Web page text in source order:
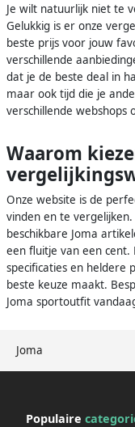
Joma
Je wilt natuurlijk niet te
Gelukkig is er onze
beste prijs voor jouw
verschillende
dat je de beste deal in
maar ook tijd die je
verschillende webshops
Waarom
Onze website is de
vinden en te
beschikbare Joma
een fluitje van een cent.
specificaties en heldere
beste keuze maakt.
Joma sportoutfit
Populaire